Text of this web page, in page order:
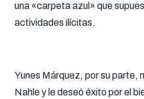
una «carpeta azul» que
actividades ilícitas.
Yunes Márquez, por su parte,
Nahle y le deseó éxito por el